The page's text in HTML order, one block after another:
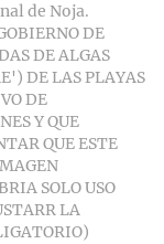
de Noja.
DE
DE ALGAS
DE LAS PLAYAS
DE
Y QUE
QUE ESTE
SOLO USO
LA